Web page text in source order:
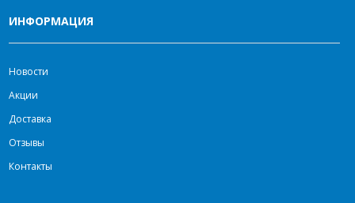
ИНФОРМАЦИЯ
Новости
Акции
Доставка
Отзывы
Контакты